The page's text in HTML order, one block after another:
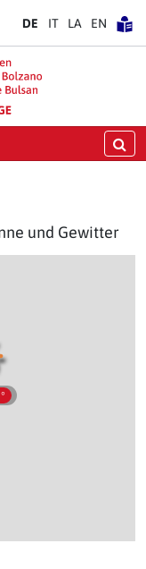
DE IT LA EN
und Gewitter